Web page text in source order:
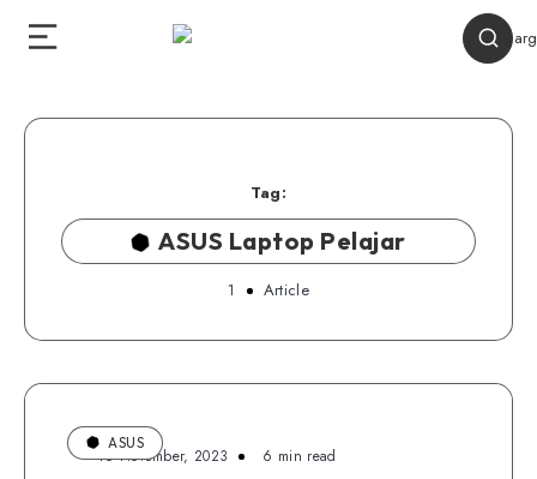
Tag:
ASUS Laptop Pelajar
1 Article
ASUS
16 November, 2023 6 min read